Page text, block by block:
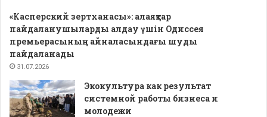
«Касперский зертханасы»: алаяқтар
пайдаланушыларды алдау үшін Одиссея
премьерасының айналасындағы шуды
пайдаланады
31.07.2026
Экокультура как результат
системной работы бизнеса и
молодежи